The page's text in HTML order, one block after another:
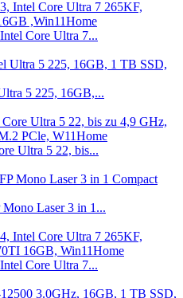
Core Ultra 7...
5 225, 16GB,...
Ultra 5 22, bis...
Laser 3 in 1...
Core Ultra 7...